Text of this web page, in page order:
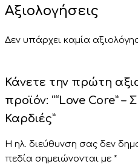
Αξιολογήσεις
Δεν υπάρχει καμία
Κάνετε την πρώτη
προϊόν: ““Love Core” –
Καρδιές”
Η ηλ. διεύθυνση σας δεν
πεδία σημειώνονται με *